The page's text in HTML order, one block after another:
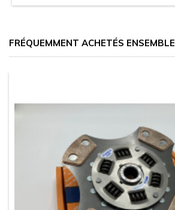
FRÉQUEMMENT ACHETÉS ENSEMBLE